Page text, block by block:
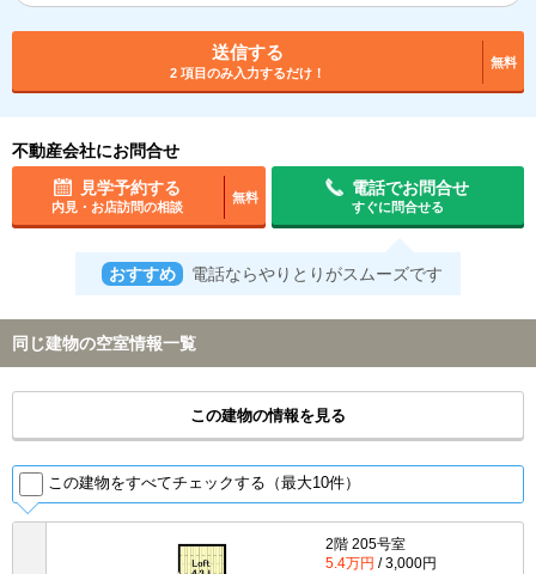
送信する
2 項目のみ入力するだけ！
無料
不動産会社にお問合せ
見学予約する
内見・お店訪問の相談
無料
電話でお問合せ
すぐに問合せる
おすすめ 電話ならやりとりがスムーズです
同じ建物の空室情報一覧
この建物の情報を見る
この建物をすべてチェックする（最大10件）
2階 205号室
5.4万円 / 3,000円